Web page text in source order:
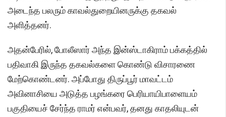
அடைந்த பலரும் காவல்துறையினருக்கு தகவல்
அளித்தனர்.
அதன்பேரில், போலீஸார் அந்த இன்ஸ்டாகிராம் பக்கத்தில்
பதிவாகி இருந்த தகவல்களை கொண்டு விசாரணை
மேற்கொண்டனர். அப்போது திருப்பூர் மாவட்டம்
அவினாசியை அடுத்த பழங்கரை பெரியாயிபாளையம்
பகுதியைச் சேர்ந்த ராமர் என்பவர், தனது காதலியுடன்